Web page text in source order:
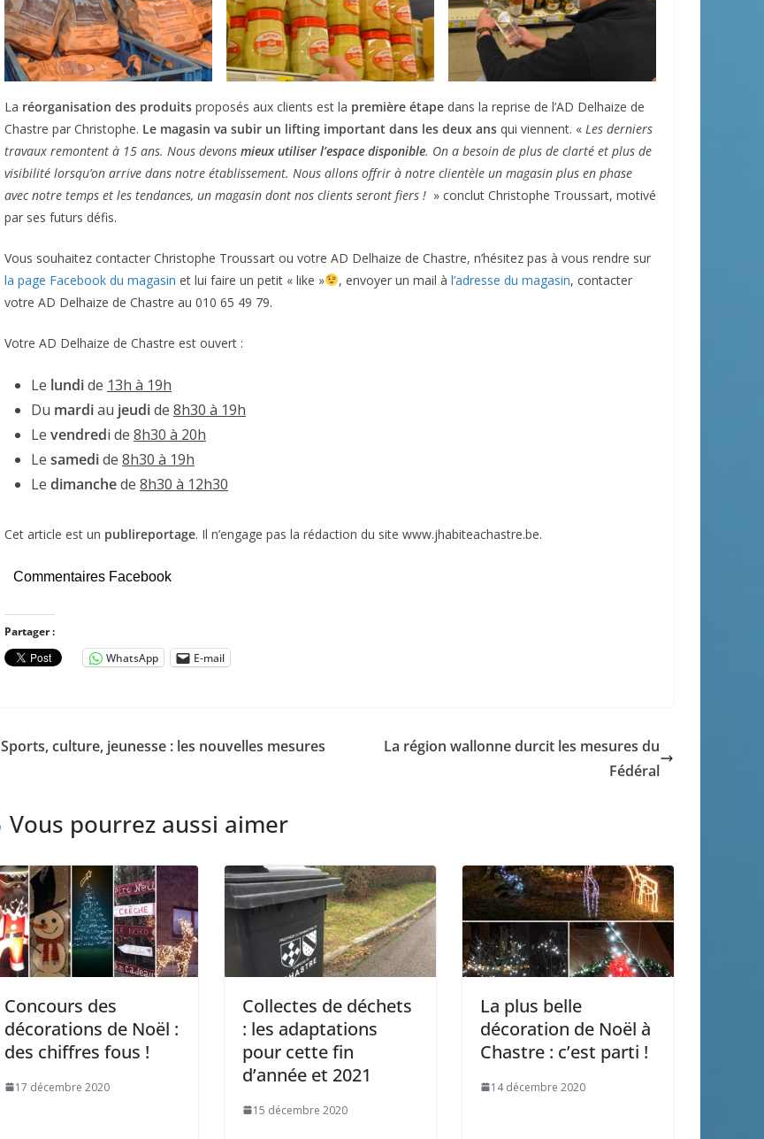
La réorganisation des produits proposés aux clients est la première étape dans la reprise de l’AD Delhaize de
Chastre par Christophe. Le magasin va subir un lifting important dans les deux ans qui viennent. « Les derniers
travaux remontent à 15 ans. Nous devons mieux utiliser l’espace disponible. On a besoin de plus de clarté et plus de
visibilité lorsqu’on arrive dans notre établissement. Nous allons offrir à notre clientèle un magasin plus en phase
avec notre temps et les tendances, un magasin dont nos clients seront fiers ! » conclut Christophe Troussart, motivé
par ses futurs défis.
Vous souhaitez contacter Christophe Troussart ou votre AD Delhaize de Chastre, n’hésitez pas à vous rendre sur
la page Facebook du magasin et lui faire un petit « like » , envoyer un mail à l’adresse du magasin, contacter
votre AD Delhaize de Chastre au 010 65 49 79.
Votre AD Delhaize de Chastre est ouvert :
Le lundide 13h à 19h
Du mardiau jeudide 8h30 à 19h
Le vendredi de 8h30 à 20h
Le samedide 8h30 à 19h
Le dimanchede 8h30 à 12h30
Cet article est un publireportage. Il n’engage pas la rédaction du site www.jhabiteachastre.be.
Commentaires Facebook
Partager :
WhatsApp
E-mail
Sports, culture, jeunesse : les nouvelles mesures
La région wallonne durcit les mesures du
Fédéral
Vous pourrez aussi aimer
Concours des
décorations de Noël :
des chiffres fous !
17 décembre 2020
Collectes de déchets
: les adaptations
pour cette fin
d’année et 2021
15 décembre 2020
La plus belle
décoration de Noël à
Chastre : c’est parti !
14 décembre 2020